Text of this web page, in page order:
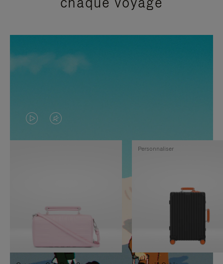
LA
VIDÉO
PAUSE,
APPUYEZ
SUR
LE
SON
DÉSACTIVÉ.
VEUILLEZ
Personnaliser